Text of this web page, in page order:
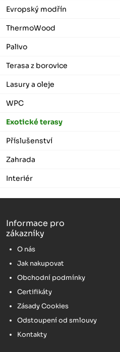
Evropský modřín
ThermoWood
Palivo
Terasa z borovice
Lasury a oleje
WPC
Exotické terasy
Příslušenství
Zahrada
Interiér
Informace pro
zákazníky
O nás
Jak nakupovat
Obchodní podmínky
Certifikáty
Zásady Cookies
Odstoupení od smlouvy
Kontakty